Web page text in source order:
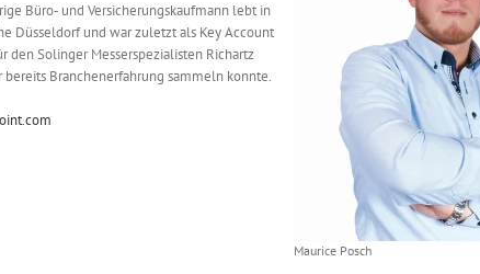
Maurice Posch
Büro- und Versicherungskaufmann lebt in
Düsseldorf und war zuletzt als Key Account
den Solinger Messerspezialisten Richartz
bereits Branchenerfahrung sammeln konnte.